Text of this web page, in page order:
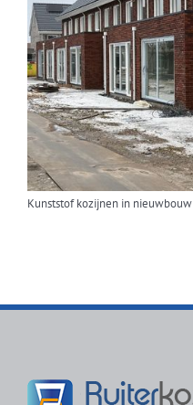
Kunststof kozijnen in nieuwbouw